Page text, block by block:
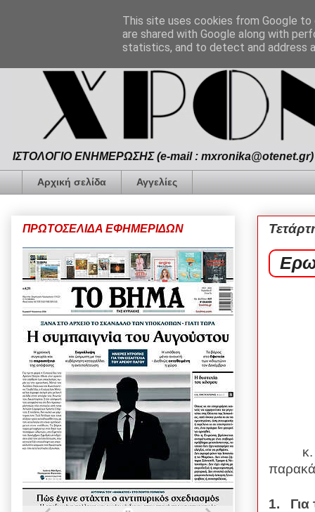
ΙΣΤΟΛΟΓΙΟ ΕΝΗΜΕΡΩΣΗΣ (e-mail :
Αρχική σελίδα Αγγελίες
1.
Για
ΠΡΩΤΟΣΕΛΙΔΑ ΕΦΗΜΕΡΙΔΩΝ
This site uses cookies from Google
are shared with Google along with
statistics, and to detect and address